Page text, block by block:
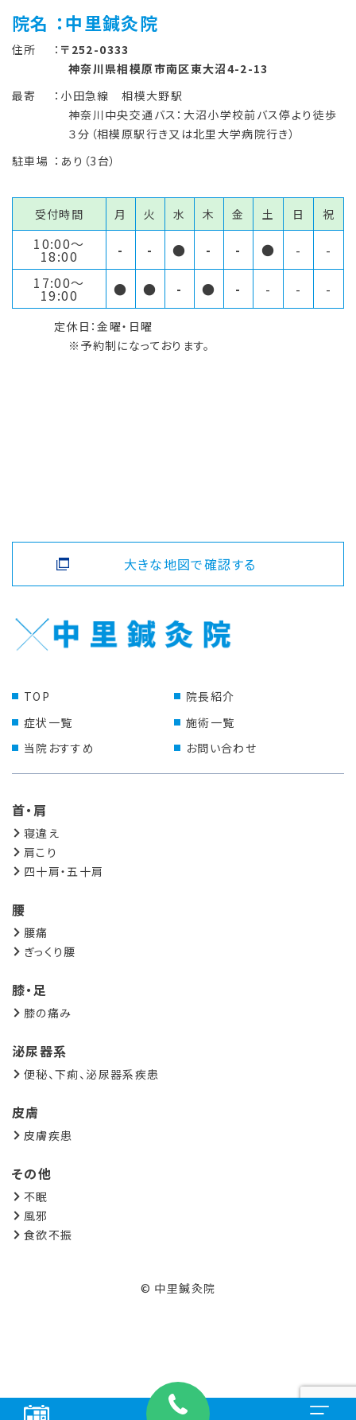
院名 ：中里鍼灸院
住所 ： 〒252-0333
神奈川県相模原市南区東大沼4-2-13
最寄
：小田急線 相模大野駅
神奈川中央交通バス：大沼小学校前バス停より徒歩
３分（相模原駅行き又は北里大学病院行き）
駐車場 ：あり（3台）
受付時間 月 火 水 木 金 土 日 祝
10:00〜
18:00 - - ● - - ● -
-
17:00〜
19:00 ● ● - ● - - - -
定休日：金曜・日曜
※予約制になっております。
大きな地図で確認する
TOP
院長紹介
症状一覧
施術一覧
当院おすすめ
お問い合わせ
首・肩
寝違え
肩こり
四十肩・五十肩
腰
腰痛
ぎっくり腰
膝・足
膝の痛み
泌尿器系
便秘、下痢、泌尿器系疾患
皮膚
皮膚疾患
その他
不眠
風邪
食欲不振
© 中里鍼灸院